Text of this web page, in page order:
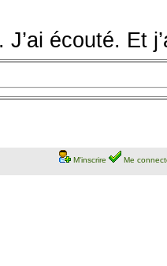
J’ai écouté. Et
M'inscrire Me